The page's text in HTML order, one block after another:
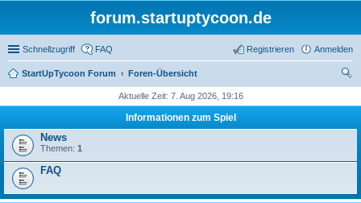
forum.startuptycoon.de
Schnellzugriff FAQ Anmelden
Registrieren
StartUpTycoon Forum
Foren-Übersicht
Aktuelle Zeit: 7. Aug 2026, 19:16
Informationen zum Spiel
News
Themen: 1
FAQ